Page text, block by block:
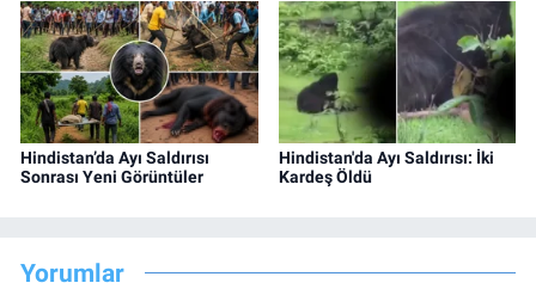
Hindistan’da Ayı Saldırısı
Sonrası Yeni Görüntüler
Hindistan'da Ayı Saldırısı: İki
Kardeş Öldü
Yorumlar